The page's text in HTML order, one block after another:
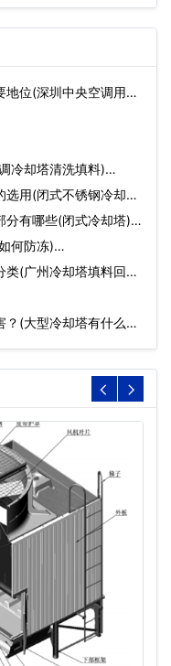
位(深圳中央空调用玻
冷却塔清洗填料)…
用(闭式不锈钢冷却塔
分有哪些(闭式冷却塔)…
何防冻)…
类(广州冷却塔填料回收
？(大型冷却塔有什么危